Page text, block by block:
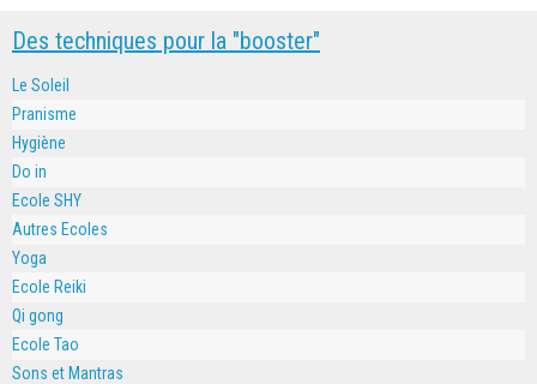
Des techniques pour la "booster"
Le Soleil
Pranisme
Hygiène
Do in
Ecole SHY
Autres Ecoles
Yoga
Ecole Reiki
Qi gong
Ecole Tao
Sons et Mantras